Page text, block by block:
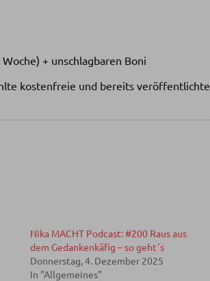
+ unschlagbaren Boni
kostenfreie und bereits veröffentlichte
Nika MACHT Podcast: #200 Raus aus
dem Gedankenkäfig – so geht´s
Donnerstag, 4. Dezember 2025
In "Allgemeines"